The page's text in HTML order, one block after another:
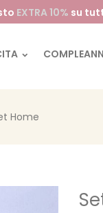
EXTRA 10% su
Home